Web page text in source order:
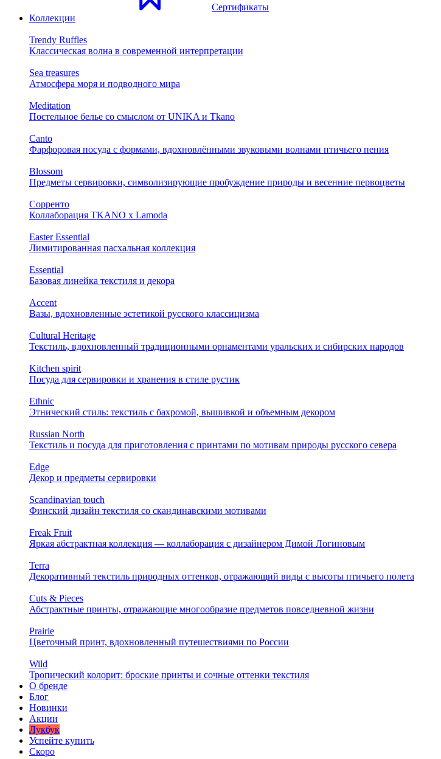
Сертификаты
Коллекции
Trendy Ruffles
Классическая волна в современной интерпретации
Sea treasures
Атмосфера моря и подводного мира
Meditation
Постельное белье со смыслом от UNIKA и Tkano
Canto
Фарфоровая посуда с формами, вдохновлёнными звуковыми волнами птичьего пения
Blossom
Предметы сервировки, символизирующие пробуждение природы и весенние первоцветы
Сорренто
Коллаборация TKANO х Lamoda
Easter Essential
Лимитированная пасхальная коллекция
Essential
Базовая линейка текстиля и декора
Accent
Вазы, вдохновленные эстетикой русского классицизма
Cultural Heritage
Текстиль, вдохновленный традиционными орнаментами уральских и сибирских народов
Kitchen spirit
Посуда для сервировки и хранения в стиле рустик
Ethnic
Этнический стиль: текстиль с бахромой, вышивкой и объемным декором
Russian North
Текстиль и посуда для приготовления с принтами по мотивам природы русского севера
Edge
Декор и предметы сервировки
Scandinavian touch
Финский дизайн текстиля со скандинавскими мотивами
Freak Fruit
Яркая абстрактная коллекция — коллаборация с дизайнером Димой Логиновым
Terra
Декоративный текстиль природных оттенков, отражающий виды с высоты птичьего полета
Cuts & Pieces
Абстрактные принты, отражающие многообразие предметов повседневной жизни
Prairie
Цветочный принт, вдохновленный путешествиями по России
Wild
Тропический колорит: броские принты и сочные оттенки текстиля
О бренде
Блог
Новинки
Акции
Лукбук
Успейте купить
Скоро